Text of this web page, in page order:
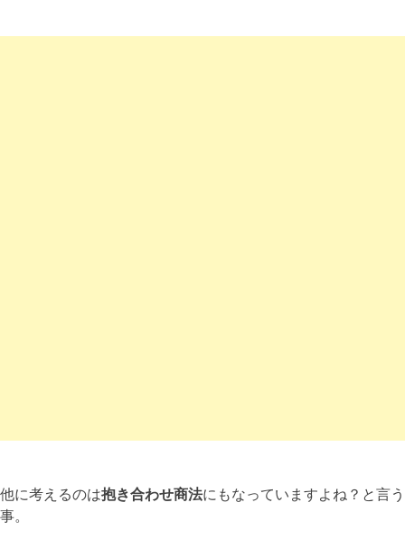
他に考えるのは抱き合わせ商法にもなっていますよね？と言う
事。